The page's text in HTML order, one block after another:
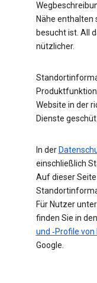
Nähe enthalten
besucht ist. All
nützlicher.
Website in der
Dienste
In der
einschließlich
Auf dieser
Für Nutzer
finden Sie in den
und ‑Profile von
Google.